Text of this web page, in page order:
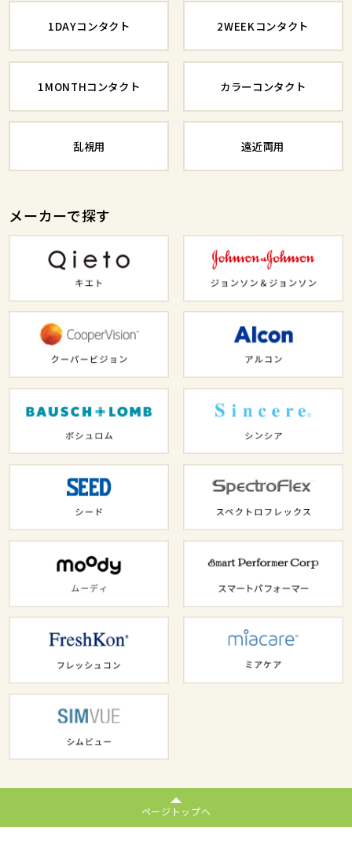
1DAYコンタクト 2WEEKコンタクト
1MONTHコンタクト カラーコンタクト
乱視用 遠近両用
メーカーで探す
ページトップへ